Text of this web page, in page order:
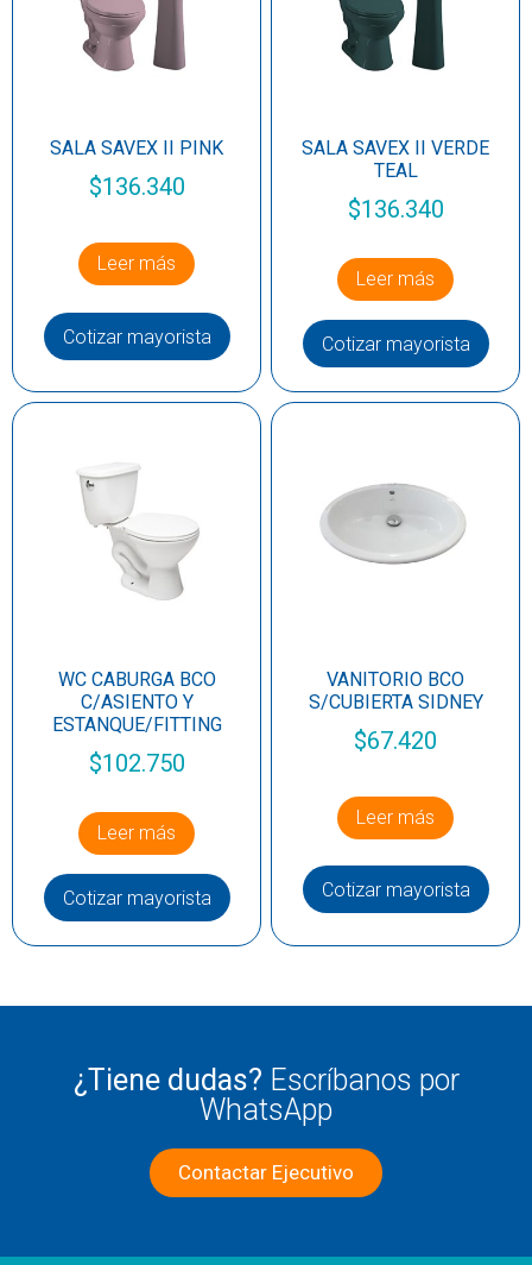
SALA SAVEX II PINK
$136.340
Leer más
Cotizar mayorista
SALA SAVEX II VERDE
TEAL
$136.340
Leer más
Cotizar mayorista
WC CABURGA BCO
C/ASIENTO Y
ESTANQUE/FITTING
$102.750
Leer más
Cotizar mayorista
VANITORIO BCO
S/CUBIERTA SIDNEY
$67.420
Leer más
Cotizar mayorista
¿Tiene dudas? Escríbanos por
WhatsApp
Contactar Ejecutivo